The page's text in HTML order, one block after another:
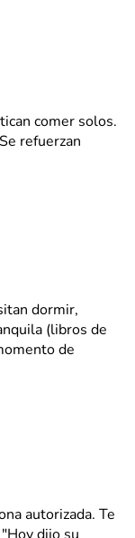
comer solos.
refuerzan
dormir,
(libros de
de
autorizada. Te